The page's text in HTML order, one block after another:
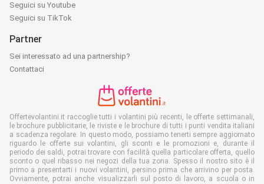
Seguici su Youtube
Seguici su TikTok
Partner
Sei interessato ad una partnership?
Contattaci
Offertevolantini.it raccoglie tutti i volantini più recenti, le offerte settimanali,
le brochure pubblicitarie, le riviste e le brochure di tutti i punti vendita italiani
a scadenza regolare. In questo modo, possiamo tenerti sempre aggiornato
riguardo le offerte sui volantini, gli sconti e le promozioni e, durante il
periodo dei saldi, potrai trovare con facilità quella particolare offerta, quello
sconto o quel ribasso nei negozi della tua zona. Spesso il nostro sito è il
primo a presentarti i nuovi volantini, persino prima che arrivino per posta.
Ovviamente, potrai anche visualizzarli sul posto di lavoro, a scuola o in